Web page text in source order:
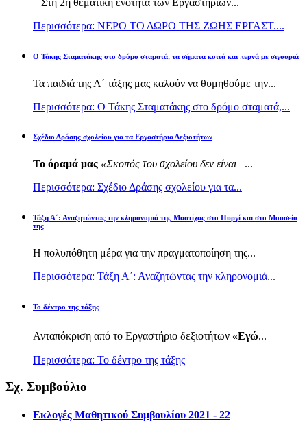
Περισσότερα: ΝΕΡΟ ΤΟ ΔΩΡΟ ΤΗΣ ΖΩΗΣ ΕΡΓΑΣΤ....
Ο Τάκης Σταματάκης στο δρόμο σταματά, τα σήματα κοιτά και περνά με σιγουριά
Τα παιδιά της Α΄ τάξης μας καλούν να θυμηθούμε την...
Περισσότερα: Ο Τάκης Σταματάκης στο δρόμο σταματά,...
Σχέδιο Δράσης σχολείου για τα Εργαστήρια Δεξιοτήτων
Το όραμά μας «Σκοπός του σχολείου δεν είναι –...
Περισσότερα: Σχέδιο Δράσης σχολείου για τα...
Τάξη Α΄: Αναζητώντας την κληρονομιά της Μαστίχας στο Πυργί και στο Μουσείο
της
Η πολυπόθητη μέρα για την πραγματοποίηση της...
Περισσότερα: Τάξη Α΄: Αναζητώντας την κληρονομιά...
Το δέντρο της τάξης
Ανταπόκριση από το Εργαστήριο δεξιοτήτων «Εγώ...
Περισσότερα: Το δέντρο της τάξης
Σχ. Συμβούλιο
Εκλογές Μαθητικού Συμβουλίου 2021 - 22